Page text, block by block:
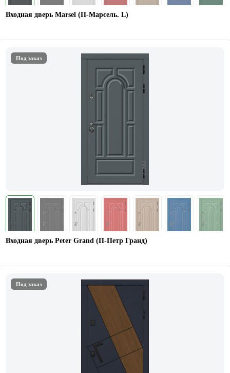
Входная дверь Marsel (П-Марсель. L)
Под заказ
Входная дверь Peter Grand (П-Петр Гранд)
Под заказ